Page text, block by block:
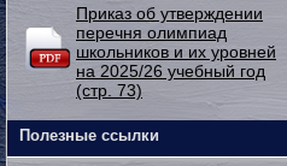
Приказ об утверждении
перечня олимпиад
школьников и их уровней
на 2025/26 учебный год
(стр. 73)
Полезные ссылки